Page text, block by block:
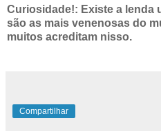
Curiosidade!: Existe a lenda
são as mais venenosas do
muitos acreditam nisso.
Compartilhar